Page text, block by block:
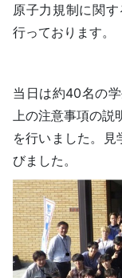
原子力規制に関
行っております。
当日は約40名の
上の注意事項の
を行いました。
びました。